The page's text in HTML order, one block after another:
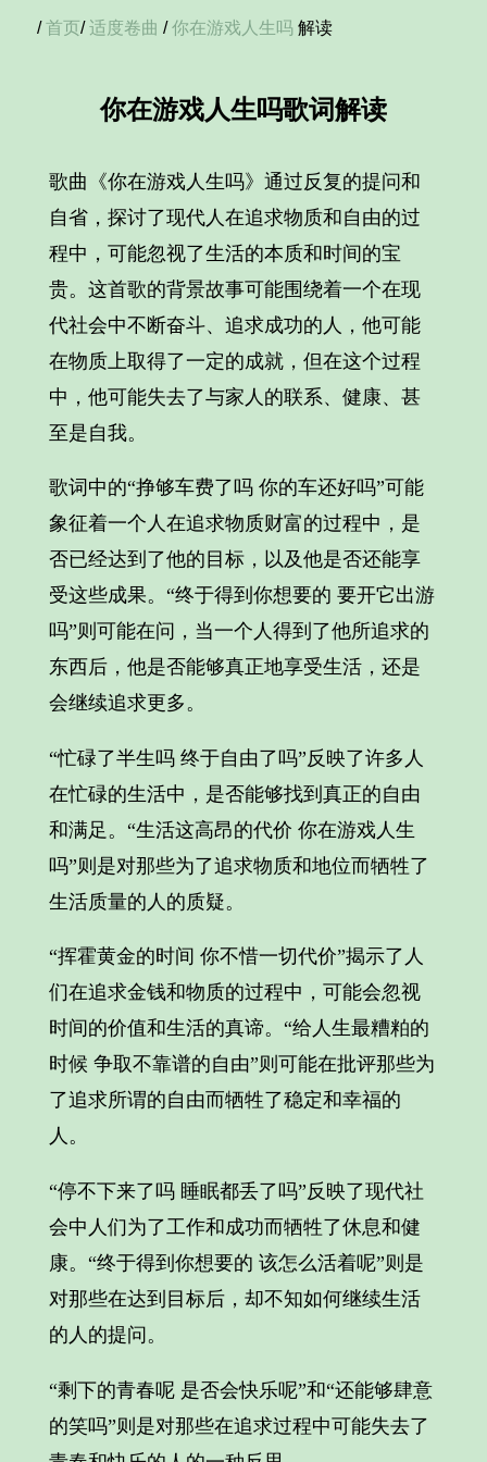
/首页/适度卷曲 /你在游戏人生吗 解读
你在游戏人生吗歌词解读
歌曲《你在游戏人生吗》通过反复的提问和
自省，探讨了现代人在追求物质和自由的过
程中，可能忽视了生活的本质和时间的宝
贵。这首歌的背景故事可能围绕着一个在现
代社会中不断奋斗、追求成功的人，他可能
在物质上取得了一定的成就，但在这个过程
中，他可能失去了与家人的联系、健康、甚
至是自我。
歌词中的“挣够车费了吗 你的车还好吗”可能
象征着一个人在追求物质财富的过程中，是
否已经达到了他的目标，以及他是否还能享
受这些成果。“终于得到你想要的 要开它出游
吗”则可能在问，当一个人得到了他所追求的
东西后，他是否能够真正地享受生活，还是
会继续追求更多。
“忙碌了半生吗 终于自由了吗”反映了许多人
在忙碌的生活中，是否能够找到真正的自由
和满足。“生活这高昂的代价 你在游戏人生
吗”则是对那些为了追求物质和地位而牺牲了
生活质量的人的质疑。
“挥霍黄金的时间 你不惜一切代价”揭示了人
们在追求金钱和物质的过程中，可能会忽视
时间的价值和生活的真谛。“给人生最糟粕的
时候 争取不靠谱的自由”则可能在批评那些为
了追求所谓的自由而牺牲了稳定和幸福的
人。
“停不下来了吗 睡眠都丢了吗”反映了现代社
会中人们为了工作和成功而牺牲了休息和健
康。“终于得到你想要的 该怎么活着呢”则是
对那些在达到目标后，却不知如何继续生活
的人的提问。
“剩下的青春呢 是否会快乐呢”和“还能够肆意
的笑吗”则是对那些在追求过程中可能失去了